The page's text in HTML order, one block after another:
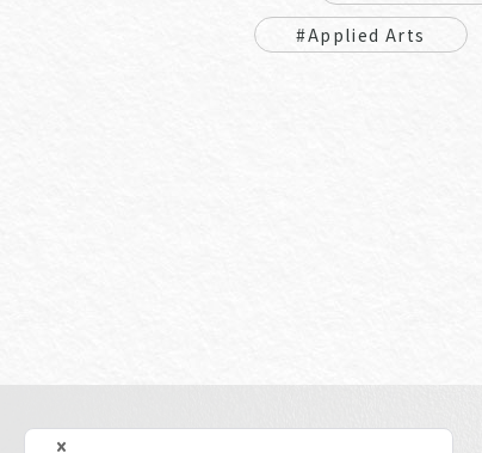
#Applied Arts